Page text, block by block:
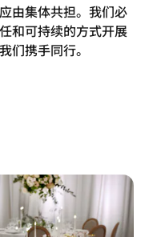
由集体共担。我们必
和可持续的方式开展
们携手同行。